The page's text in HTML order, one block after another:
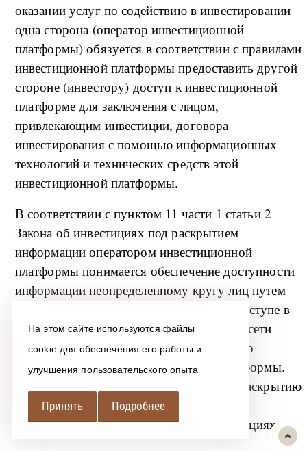
На этом сайте используются файлы
cookie для обеспечения его работы и
улучшения пользовательского опыта
Принять Подробнее
оказании услуг по содействию в инвестировании
одна сторона (оператор инвестиционной
платформы) обязуется в соответствии с правилами
инвестиционной платформы предоставить другой
стороне (инвестору) доступ к инвестиционной
платформе для заключения с лицом,
привлекающим инвестиции, договора
инвестирования с помощью информационных
технологий и технических средств этой
инвестиционной платформы.
В соответствии с пунктом 11 части 1 статьи 2
Закона об инвестициях под раскрытием
информации оператором инвестиционной
платформы понимается обеспечение доступности
информации неопределенному кругу лиц путем
размещения информации в свободном доступе в
информационно-телекоммуникационной сети
"Интернет" на сайте, владельцем которого
является оператор инвестиционной платформы.
Перечень информации, обязательной к раскрытию
оператором инвестиционной платформы,
содержится в статье 15 Закона об инвестициях.